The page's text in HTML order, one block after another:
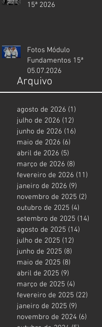
15ª 2026
Fotos Módulo
Fundamentos 15ª
05.07.2026
Arquivo
agosto de 2026 (1)
julho de 2026 (12)
junho de 2026 (16)
maio de 2026 (6)
abril de 2026 (5)
março de 2026 (8)
fevereiro de 2026 (11)
janeiro de 2026 (9)
novembro de 2025 (2)
outubro de 2025 (4)
setembro de 2025 (14)
agosto de 2025 (14)
julho de 2025 (12)
junho de 2025 (8)
maio de 2025 (8)
abril de 2025 (9)
março de 2025 (4)
fevereiro de 2025 (22)
janeiro de 2025 (9)
novembro de 2024 (6)